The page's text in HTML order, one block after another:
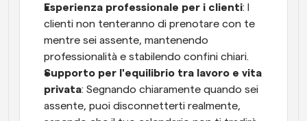
Esperienza professionale per i clienti: I
clienti non tenteranno di prenotare con te
mentre sei assente, mantenendo
professionalità e stabilendo confini chiari.
Supporto per l'equilibrio tra lavoro e vita
privata: Segnando chiaramente quando sei
assente, puoi disconnetterti realmente,